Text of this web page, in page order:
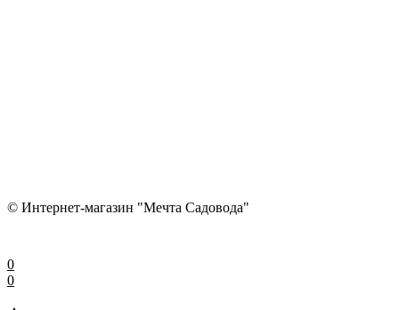
© Интернет-магазин "Мечта Садовода"
0
0